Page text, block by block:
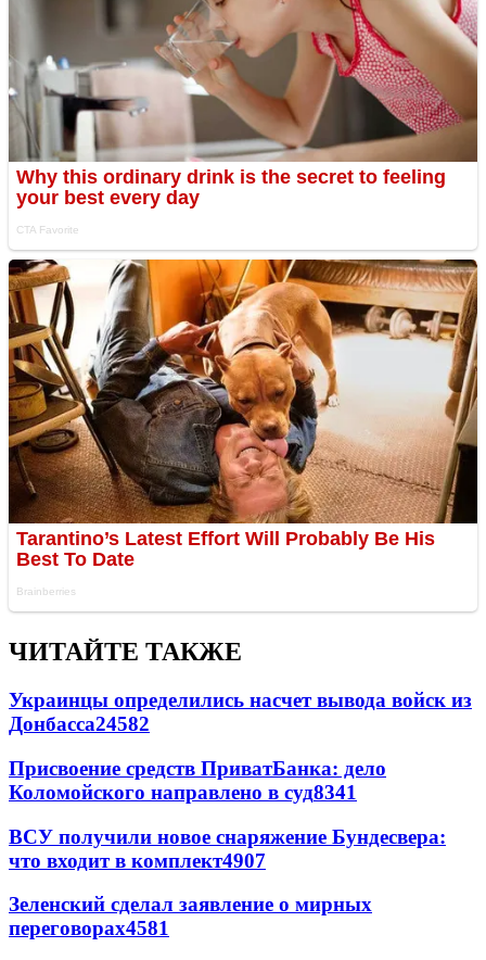
ЧИТАЙТЕ ТАКЖЕ
Украинцы определились насчет вывода войск из
Донбасса24582
Присвоение средств ПриватБанка: дело
Коломойского направлено в суд8341
ВСУ получили новое снаряжение Бундесвера:
что входит в комплект4907
Зеленский сделал заявление о мирных
переговорах4581